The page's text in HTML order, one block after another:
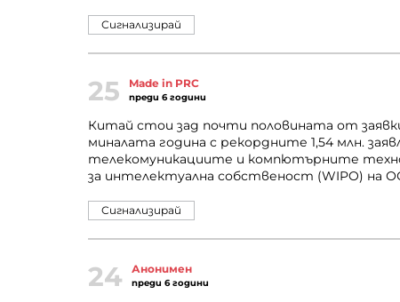
Сигнализирай
25 Made in PRC
преди 6 години
Китай стои зад почти половината от
миналата година с рекордните 1,54 млн.
телекомуникациите и компютърните
за интелектуална собственост (WIPO) на
Сигнализирай
24 Анонимен
преди 6 години